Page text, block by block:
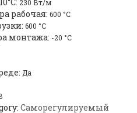
230 Вт/м
рабочая: 600 °C
600 °C
монтажа: -20 °C
Да
Саморегулируемый